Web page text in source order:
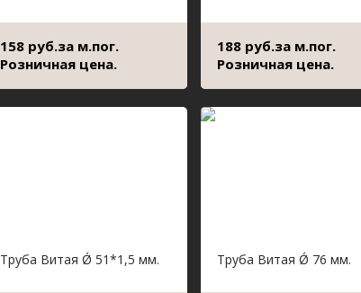
158 руб.за м.пог.
Розничная цена.
188 руб.за м.пог.
Розничная цена.
Труба Витая Ǿ 51*1,5 мм. Труба Витая Ǿ 76 мм.